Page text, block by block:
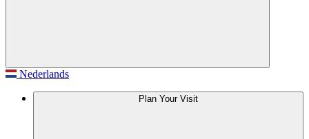
Nederlands
Plan Your Visit